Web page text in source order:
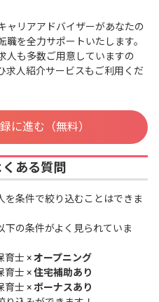
ャリアアドバイザーがあなたの
職を全力サポートいたします。
人も多数ご用意していますの
求人紹介サービスもご利用くだ
に進む（無料）
くある質問
を条件で絞り込むことはできま
下の条件がよく見られていま
育士 ×オープニング
育士 ×住宅補助あり
育士 ×ボーナスあり